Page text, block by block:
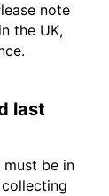
note
the UK,
last
be in